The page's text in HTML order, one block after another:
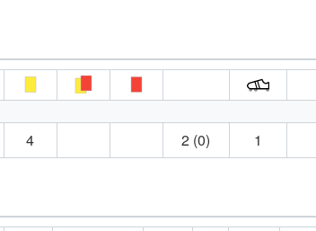
4 2 (0) 1